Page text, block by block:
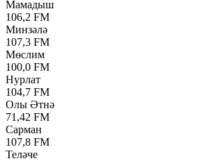
Мамадыш
106,2 FM
Минзәлә
107,3 FM
Мөслим
100,0 FM
Нурлат
104,7 FM
Олы Әтнә
71,42 FM
Сарман
107,8 FM
Теләче